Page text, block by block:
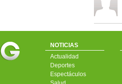
NOTICIAS
Actualidad
Deportes
Espectáculos